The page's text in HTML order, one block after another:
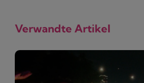
Verwandte Artikel